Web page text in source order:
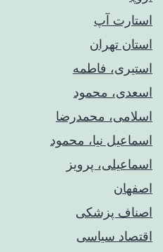
استارت آپ
استان تهران
استیری، فاطمه
اسعدی، محمود
اسلامی، محمدرضا
اسماعیل نیا، محمود
اسماعیلی، پرویز
اصفهان
اصناف پزشکی
اقتصاد سیاسی